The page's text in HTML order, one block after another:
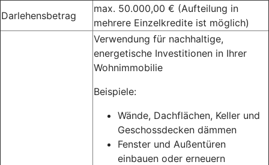
Darlehensbetrag
max. 50.000,00 € (Aufteilung in
mehrere Einzelkredite ist möglich)
Verwendung für nachhaltige,
energetische Investitionen in Ihrer
Wohnimmobilie
Beispiele:
Wände, Dachflächen, Keller und
Geschossdecken dämmen
Fenster und Außentüren
einbauen oder erneuern